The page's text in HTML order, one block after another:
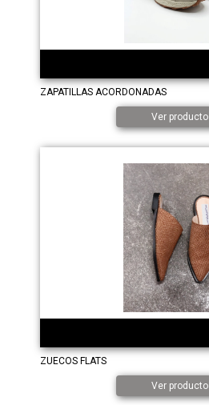
ZAPATILLAS ACORDONADAS
Ver producto
ZUECOS FLATS
Ver producto